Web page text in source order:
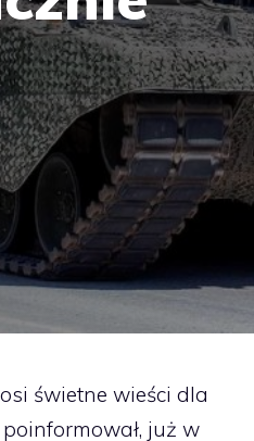
świetne wieści dla
już w